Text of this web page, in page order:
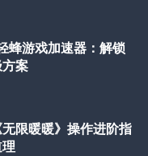
蜂游戏加速器：解锁
案
限暖暖》操作进阶指